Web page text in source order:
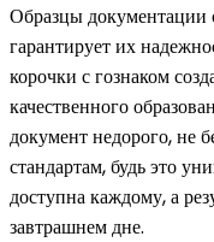
Образцы документации
гарантирует их
корочки с гознаком
качественного
документ недорого, не
стандартам, будь это
доступна каждому, а
завтрашнем дне.